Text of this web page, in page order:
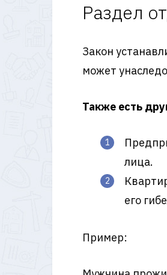
Раздел
Закон
может
Также есть
лица.
его
Пример: